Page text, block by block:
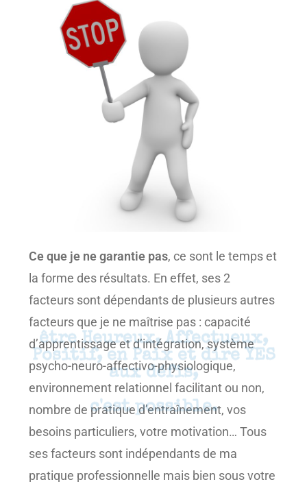
Ce que je ne garantie pas, ce sont le temps et
la forme des résultats. En effet, ses 2
facteurs sont dépendants de plusieurs autres
facteurs que je ne maîtrise pas : capacité
d’apprentissage et d’intégration, système
psycho-neuro-affectivo-physiologique,
environnement relationnel facilitant ou non,
nombre de pratique d’entraînement, vos
besoins particuliers, votre motivation… Tous
ses facteurs sont indépendants de ma
pratique professionnelle mais bien sous votre